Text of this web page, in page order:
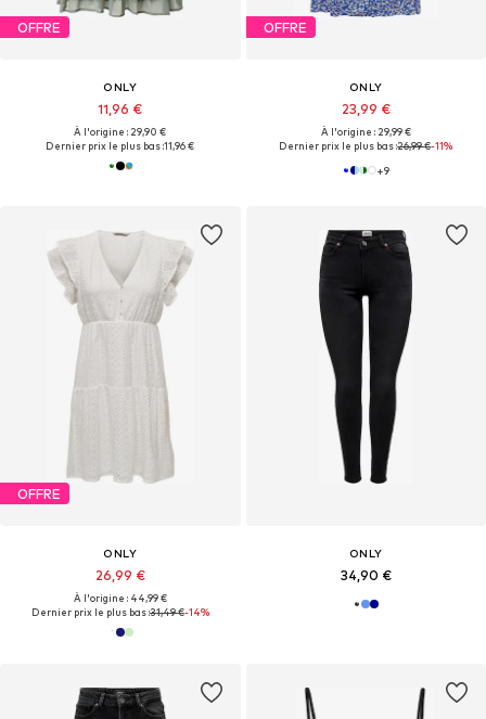
OFFRE
ONLY
11,96 €
À l'origine : 29,90 €
Dernier prix le plus bas :11,96 €
OFFRE
ONLY
23,99 €
À l'origine : 29,99 €
Dernier prix le plus bas :26,99 €-11%
+9
OFFRE
ONLY
26,99 €
À l'origine : 44,99 €
Dernier prix le plus bas :31,49 €-14%
ONLY
34,90 €